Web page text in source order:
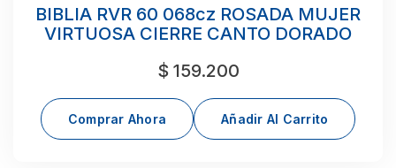
BIBLIA RVR 60 068cz ROSADA MUJER
VIRTUOSA CIERRE CANTO DORADO
$ 159.200
Comprar Ahora Añadir Al Carrito